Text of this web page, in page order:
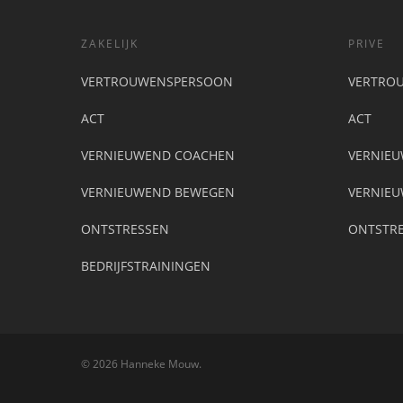
ZAKELIJK
VERTROUWENSPERSOON
ACT
VERNIEUWEND COACHEN
VERNIEUWEND BEWEGEN
ONTSTRESSEN
BEDRIJFSTRAININGEN
PRIVE
ACT
© 2026 Hanneke Mouw.